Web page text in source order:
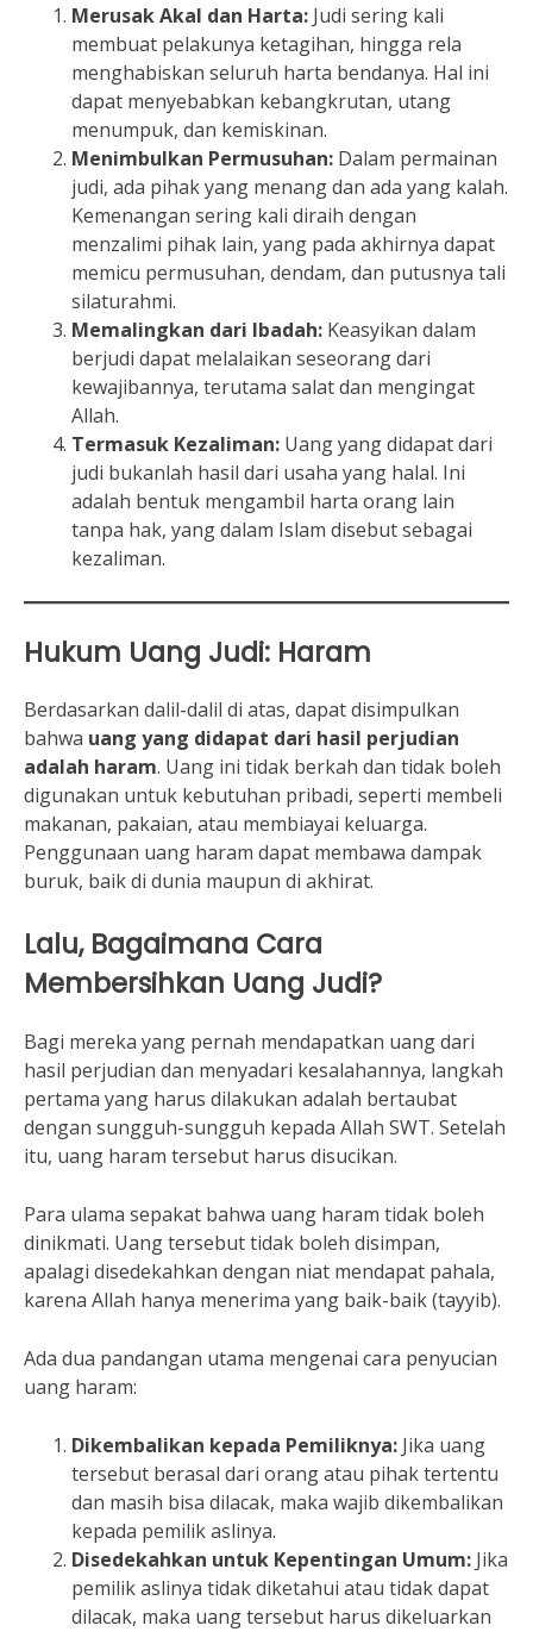
Merusak Akal dan Harta: Judi sering kali
membuat pelakunya ketagihan, hingga rela
menghabiskan seluruh harta bendanya. Hal ini
dapat menyebabkan kebangkrutan, utang
menumpuk, dan kemiskinan.
Menimbulkan Permusuhan: Dalam permainan
judi, ada pihak yang menang dan ada yang kalah.
Kemenangan sering kali diraih dengan
menzalimi pihak lain, yang pada akhirnya dapat
memicu permusuhan, dendam, dan putusnya tali
silaturahmi.
Memalingkan dari Ibadah: Keasyikan dalam
berjudi dapat melalaikan seseorang dari
kewajibannya, terutama salat dan mengingat
Allah.
Termasuk Kezaliman: Uang yang didapat dari
judi bukanlah hasil dari usaha yang halal. Ini
adalah bentuk mengambil harta orang lain
tanpa hak, yang dalam Islam disebut sebagai
kezaliman.
Hukum Uang Judi: Haram
Berdasarkan dalil-dalil di atas, dapat disimpulkan
bahwa uang yang didapat dari hasil perjudian
adalah haram. Uang ini tidak berkah dan tidak boleh
digunakan untuk kebutuhan pribadi, seperti membeli
makanan, pakaian, atau membiayai keluarga.
Penggunaan uang haram dapat membawa dampak
buruk, baik di dunia maupun di akhirat.
Lalu, Bagaimana Cara
Membersihkan Uang Judi?
Bagi mereka yang pernah mendapatkan uang dari
hasil perjudian dan menyadari kesalahannya, langkah
pertama yang harus dilakukan adalah bertaubat
dengan sungguh-sungguh kepada Allah SWT. Setelah
itu, uang haram tersebut harus disucikan.
Para ulama sepakat bahwa uang haram tidak boleh
dinikmati. Uang tersebut tidak boleh disimpan,
apalagi disedekahkan dengan niat mendapat pahala,
karena Allah hanya menerima yang baik-baik (tayyib).
Ada dua pandangan utama mengenai cara penyucian
uang haram:
Dikembalikan kepada Pemiliknya: Jika uang
tersebut berasal dari orang atau pihak tertentu
dan masih bisa dilacak, maka wajib dikembalikan
kepada pemilik aslinya.
Disedekahkan untuk Kepentingan Umum: Jika
pemilik aslinya tidak diketahui atau tidak dapat
dilacak, maka uang tersebut harus dikeluarkan